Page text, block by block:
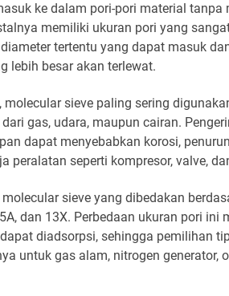
ke dalam pori-pori material tanpa
memiliki ukuran pori yang
tertentu yang dapat masuk
lebih besar akan terlewat.
sieve paling sering
gas, udara, maupun cairan.
dapat menyebabkan korosi,
peralatan seperti kompresor, valve,
sieve yang dibedakan
dan 13X. Perbedaan ukuran pori ini
diadsorpsi, sehingga pemilihan
untuk gas alam, nitrogen generator,